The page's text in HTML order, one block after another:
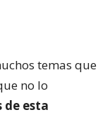
temas que
no lo
de esta